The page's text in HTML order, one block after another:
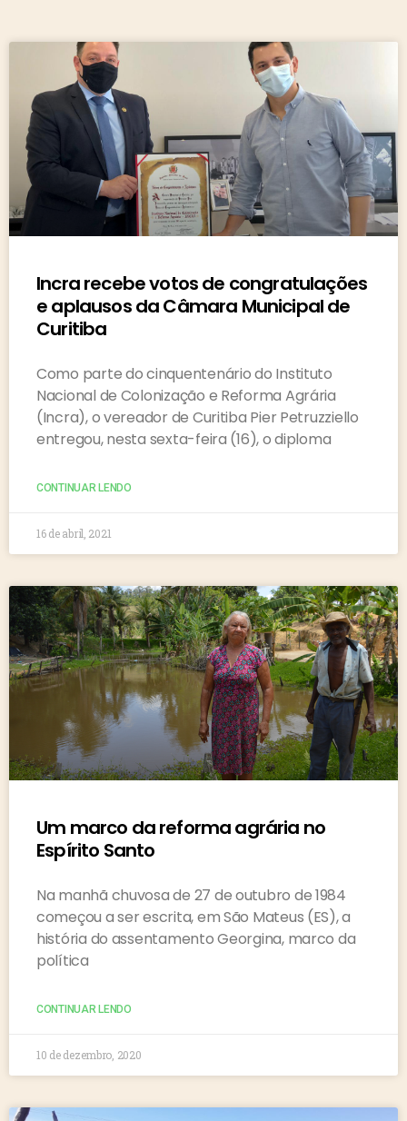
Incra recebe votos de congratulações
e aplausos da Câmara Municipal de
Curitiba
Como parte do cinquentenário do Instituto
Nacional de Colonização e Reforma Agrária
(Incra), o vereador de Curitiba Pier Petruzziello
entregou, nesta sexta-feira (16), o diploma
CONTINUAR LENDO
16 de abril, 2021
Um marco da reforma agrária no
Espírito Santo
Na manhã chuvosa de 27 de outubro de 1984
começou a ser escrita, em São Mateus (ES), a
história do assentamento Georgina, marco da
política
CONTINUAR LENDO
10 de dezembro, 2020